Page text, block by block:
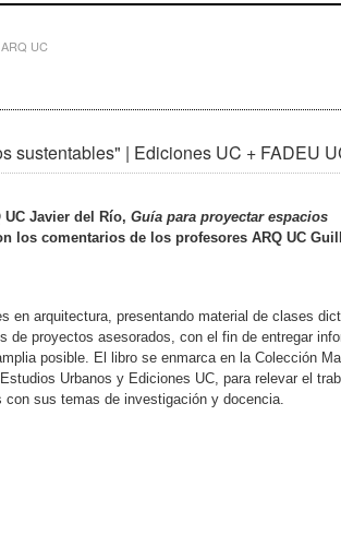
UC
sustentables" | Ediciones UC + FADEU
Javier del Río, Guía para proyectar espacios
los comentarios de los profesores ARQ UC
en arquitectura, presentando material de clases
proyectos asesorados, con el fin de entregar
posible. El libro se enmarca en la Colección
Urbanos y Ediciones UC, para relevar el
sus temas de investigación y docencia.